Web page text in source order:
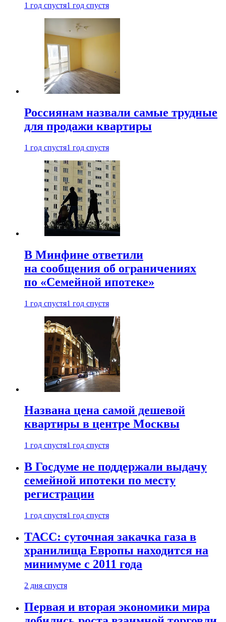
1 год спустя1 год спустя
Россиянам назвали самые трудные
для продажи квартиры
1 год спустя1 год спустя
В Минфине ответили
на сообщения об ограничениях
по «Семейной ипотеке»
1 год спустя1 год спустя
Названа цена самой дешевой
квартиры в центре Москвы
1 год спустя1 год спустя
В Госдуме не поддержали выдачу
семейной ипотеки по месту
регистрации
1 год спустя1 год спустя
ТАСС: суточная закачка газа в
хранилища Европы находится на
минимуме с 2011 года
2 дня спустя
Первая и вторая экономики мира